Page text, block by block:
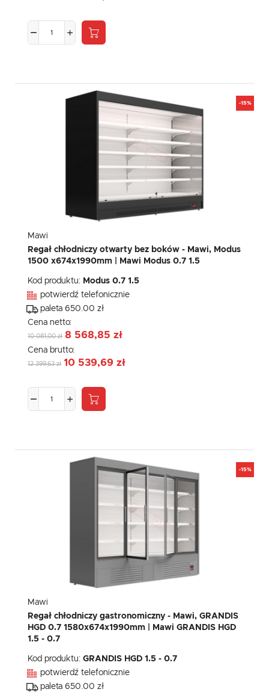
-15%
Mawi
Regał chłodniczy otwarty bez boków - Mawi, Modus
1500 x674x1990mm | Mawi Modus 0.7 1.5
Kod produktu: Modus 0.7 1.5
potwierdź telefonicznie
paleta 650.00 zł
Cena netto:
10 081,00 zł 8 568,85 zł
Cena brutto:
12 399,63 zł 10 539,69 zł
-15%
Mawi
Regał chłodniczy gastronomiczny - Mawi, GRANDIS
HGD 0.7 1580x674x1990mm | Mawi GRANDIS HGD
1.5 - 0.7
Kod produktu: GRANDIS HGD 1.5 - 0.7
potwierdź telefonicznie
paleta 650.00 zł